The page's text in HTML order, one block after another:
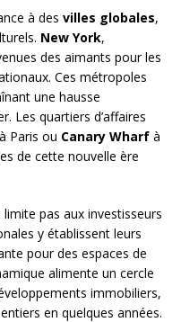
à des villes globales,
New York,
des aimants pour les
Ces métropoles
une hausse
Les quartiers d’affaires
à Paris ou Canary Wharf à
de cette nouvelle ère
limite pas aux investisseurs
y établissent leurs
pour des espaces de
alimente un cercle
immobiliers,
en quelques années.